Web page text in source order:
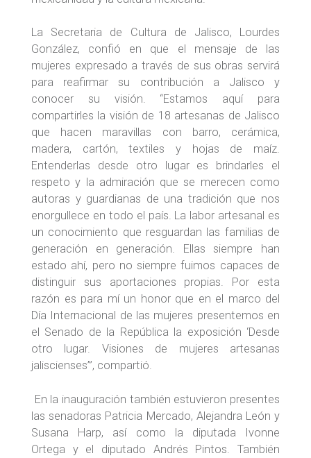
La Secretaria de Cultura de Jalisco, Lourdes
González, confió en que el mensaje de las
mujeres expresado a través de sus obras servirá
para reafirmar su contribución a Jalisco y
conocer su visión. “Estamos aquí para
compartirles la visión de 18 artesanas de Jalisco
que hacen maravillas con barro, cerámica,
madera, cartón, textiles y hojas de maíz.
Entenderlas desde otro lugar es brindarles el
respeto y la admiración que se merecen como
autoras y guardianas de una tradición que nos
enorgullece en todo el país. La labor artesanal es
un conocimiento que resguardan las familias de
generación en generación. Ellas siempre han
estado ahí, pero no siempre fuimos capaces de
distinguir sus aportaciones propias. Por esta
razón es para mí un honor que en el marco del
Día Internacional de las mujeres presentemos en
el Senado de la República la exposición ‘Desde
otro lugar. Visiones de mujeres artesanas
jaliscienses’”, compartió.
En la inauguración también estuvieron presentes
las senadoras Patricia Mercado, Alejandra León y
Susana Harp, así como la diputada Ivonne
Ortega y el diputado Andrés Pintos. También